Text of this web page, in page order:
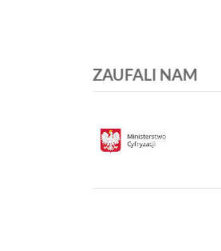
ZAUFALI NAM